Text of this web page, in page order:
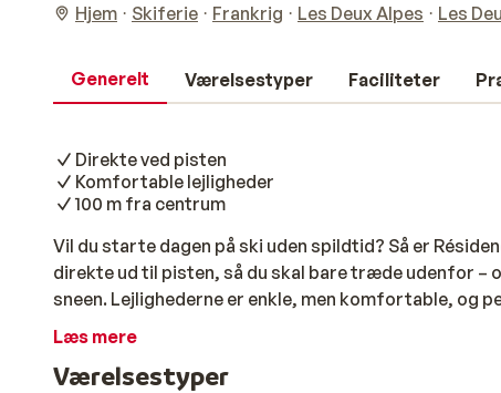
Hjem Skiferie Frankrig Les Deux Alpes Les
Generelt Værelsestyper Faciliteter
Direkte ved pisten
Komfortable lejligheder
100 m fra centrum
Vil du starte dagen på ski uden spildtid? Så er
direkte ud til pisten, så du skal bare træde udenfor –
sneen. Lejlighederne er enkle, men komfortable, og
kun 100 meter til centrum af Les Deux Alpes er det
eller kast dig ud i den legendariske après-ski. Her får
Læs mere
Værelsestyper